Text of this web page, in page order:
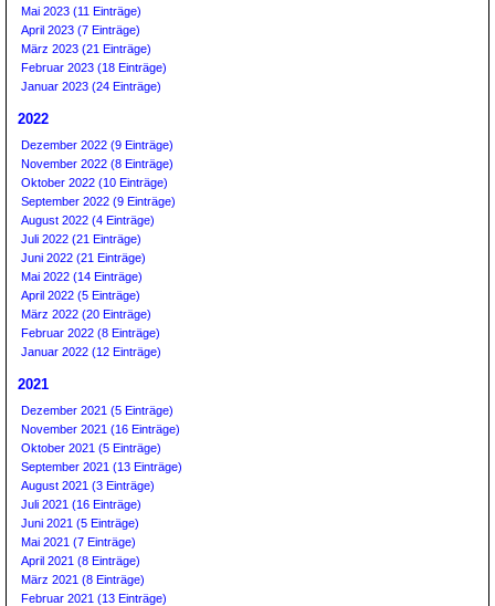
Mai 2023 (11 Einträge)
April 2023 (7 Einträge)
März 2023 (21 Einträge)
Februar 2023 (18 Einträge)
Januar 2023 (24 Einträge)
2022
Dezember 2022 (9 Einträge)
November 2022 (8 Einträge)
Oktober 2022 (10 Einträge)
September 2022 (9 Einträge)
August 2022 (4 Einträge)
Juli 2022 (21 Einträge)
Juni 2022 (21 Einträge)
Mai 2022 (14 Einträge)
April 2022 (5 Einträge)
März 2022 (20 Einträge)
Februar 2022 (8 Einträge)
Januar 2022 (12 Einträge)
2021
Dezember 2021 (5 Einträge)
November 2021 (16 Einträge)
Oktober 2021 (5 Einträge)
September 2021 (13 Einträge)
August 2021 (3 Einträge)
Juli 2021 (16 Einträge)
Juni 2021 (5 Einträge)
Mai 2021 (7 Einträge)
April 2021 (8 Einträge)
März 2021 (8 Einträge)
Februar 2021 (13 Einträge)